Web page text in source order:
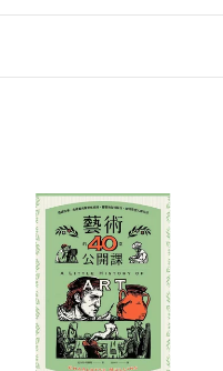
第2條第5款之規定，「
點選「瀏覽訂單明細」
貨。
付款方式
Payment